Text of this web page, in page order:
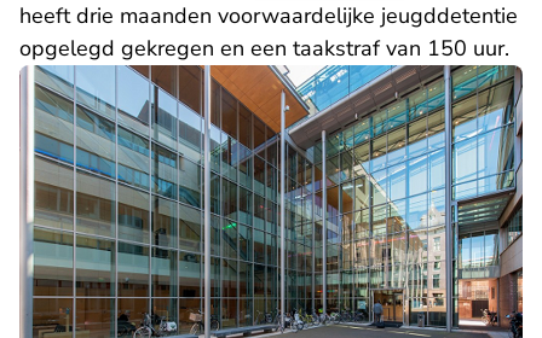
heeft drie maanden voorwaardelijke jeugddetentie
opgelegd gekregen en een taakstraf van 150 uur.